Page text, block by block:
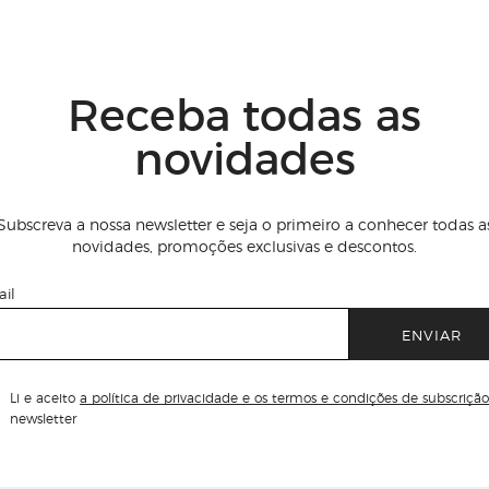
Receba todas as
novidades
a nossa newsletter e seja o primeiro a conhecer todas
novidades, promoções exclusivas e descontos.
ENVIAR
Li e aceito a política de privacidade e os termos e condições de subscrição
newsletter